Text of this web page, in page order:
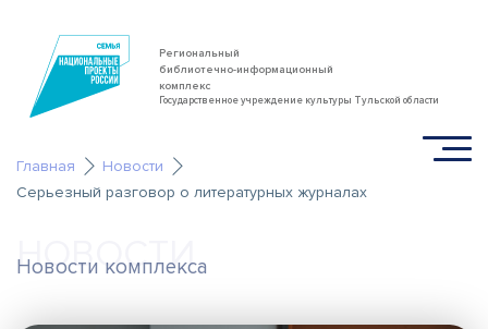
Региональный
библиотечно-информационный
комплекс
Государственное учреждение культуры Тульской области
Главная
Новости
Серьезный разговор о литературных журналах
Новости комплекса
НОВОСТИ